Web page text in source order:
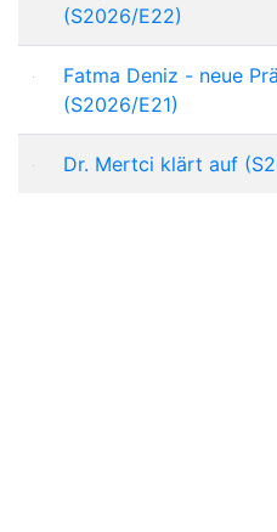
(S2026/E22)
Fatma Deniz - neue
(S2026/E21)
Dr. Mertci klärt auf